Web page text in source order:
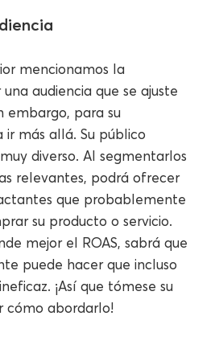
mencionamos la
audiencia que se ajuste
embargo, para su
ir más allá. Su público
diverso. Al segmentarlos
relevantes, podrá ofrecer
que probablemente
su producto o servicio.
mejor el ROAS, sabrá que
puede hacer que incluso
¡Así que tómese su
cómo abordarlo!